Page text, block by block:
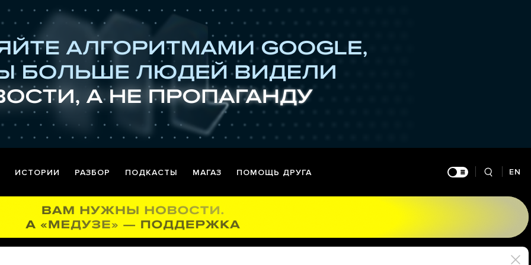
ИСТОРИИ РАЗБОР ПОДКАСТЫ МАГАЗ ПОМОЩЬ ДРУГА EN